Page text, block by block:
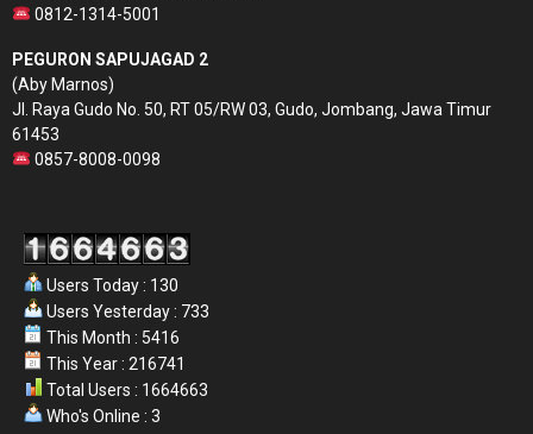
0812-1314-5001
PEGURON SAPUJAGAD 2
(Aby Marnos)
Jl. Raya Gudo No. 50, RT 05/RW 03, Gudo, Jombang, Jawa Timur
61453
0857-8008-0098
Users Today : 130
Users Yesterday : 733
This Month : 5416
This Year : 216741
Total Users : 1664663
Who's Online : 3